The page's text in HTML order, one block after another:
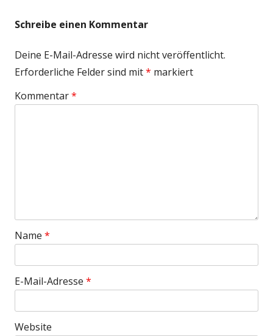
Schreibe einen Kommentar
Deine E-Mail-Adresse wird nicht veröffentlicht.
Erforderliche Felder sind mit* markiert
Kommentar*
Name *
E-Mail-Adresse *
Website